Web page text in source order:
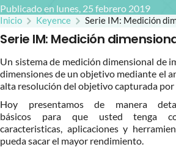
Publicado en lunes, 25 febrero 2019
Inicio Keyence Serie IM: Medición
Serie IM: Medición
Un sistema de medición dimensional de
dimensiones de un objetivo mediante el
alta resolución del objetivo capturada por
Hoy presentamos de manera
básicos para que usted tenga
caracteristicas, aplicaciones y
pueda sacar el mayor rendimiento.